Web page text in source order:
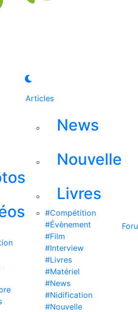
Articles
News
Nouvelle
Livres
#Compétition
#Évènement
#Film
#Interview
#Livres
#Matériel
#News
#Nidification
#Nouvelle